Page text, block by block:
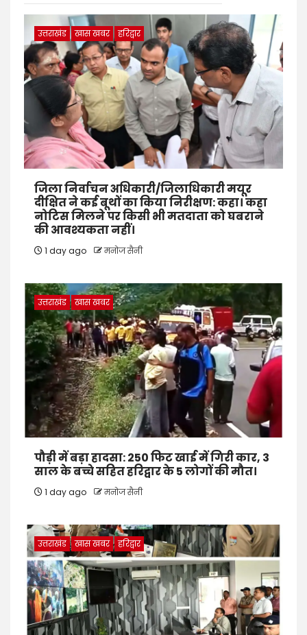
उत्तराखंड खास खबर हरिद्वार
जिला निर्वाचन अधिकारी/जिलाधिकारी मयूर
दीक्षित ने कई बूथों का किया निरीक्षण: कहा। कहा
नोटिस मिलने पर किसी भी मतदाता को घबराने
की आवश्यकता नहीं।
1 day ago मनोज सैनी
उत्तराखंड खास खबर
पौड़ी में बड़ा हादसा: 250 फिट खाई में गिरी कार, 3
साल के बच्चे सहित हरिद्वार के 5 लोगों की मौत।
1 day ago मनोज सैनी
उत्तराखंड खास खबर हरिद्वार